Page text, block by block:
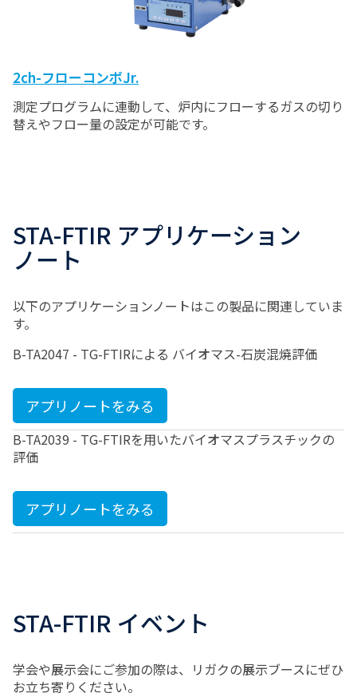
2ch-フローコンポJr.
測定プログラムに連動して、炉内にフローするガスの切り
替えやフロー量の設定が可能です。
STA-FTIR アプリケーション
ノート
以下のアプリケーションノートはこの製品に関連していま
す。
B-TA2047 - TG-FTIRによる バイオマス-石炭混焼評価
アプリノートをみる
B-TA2039 - TG-FTIRを用いたバイオマスプラスチックの
評価
アプリノートをみる
STA-FTIR イベント
学会や展示会にご参加の際は、リガクの展示ブースにぜひ
お立ち寄りください。